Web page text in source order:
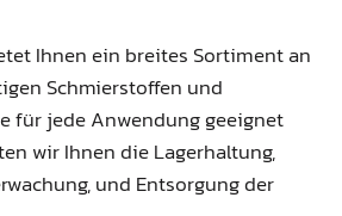
Ihnen ein breites Sortiment an
Schmierstoffen und
für jede Anwendung geeignet
wir Ihnen die Lagerhaltung,
und Entsorgung der